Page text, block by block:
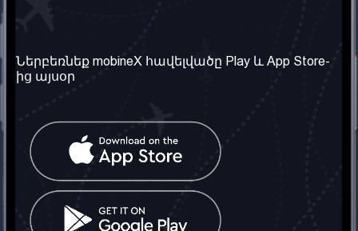
Մեր մասին
Մեր ծառայությունները
Պայմաններ և դրույթներ
Հաճախ տրվող հարցեր
Կապ մեզ հետ
Միացյալ
Թագավորություն: Մենք
Տարածել
սոցիալական
ցանցում
Ներբեռնեք mobineX հավելվածը Play և App Store-
ից այսօր